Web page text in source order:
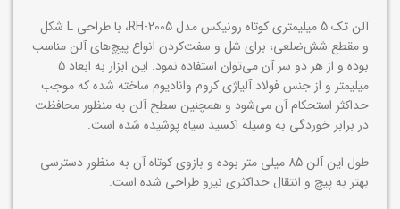
آلن تک 5 میلیمتری کوتاه رونیکس مدل RH-2005، با طراحی L شکل
و مقطع شش‌ضلعی، برای شل و سفت‌کردن انواع پیچ‌های آلن مناسب
بوده و از هر دو سر آن می‌توان استفاده نمود. این ابزار به ابعاد 5
میلیمتر و از جنس فولاد آلیاژی کروم وانادیوم ساخته شده که موجب
حداکثر استحکام آن می‌شود و همچنین سطح آلن به منظور محافظت
در برابر خوردگی به وسیله اکسید سیاه پوشیده شده است.
طول این آلن 85 میلی متر بوده و بازوی کوتاه آن به منظور دسترسی
بهتر به پیچ و انتقال حداکثری نیرو طراحی شده است.